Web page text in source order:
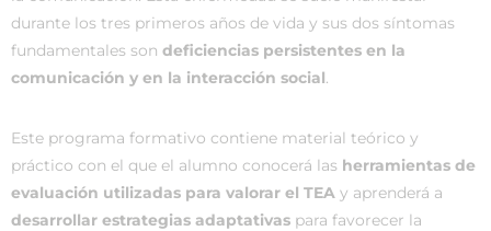
durante los tres primeros años de vida y sus dos síntomas
fundamentales son deficiencias persistentes en la
comunicación y en la interacción social.
Este programa formativo contiene material teórico y
práctico con el que el alumno conocerá las herramientas de
evaluación utilizadas para valorar el TEA y aprenderá a
desarrollar estrategias adaptativas para favorecer la